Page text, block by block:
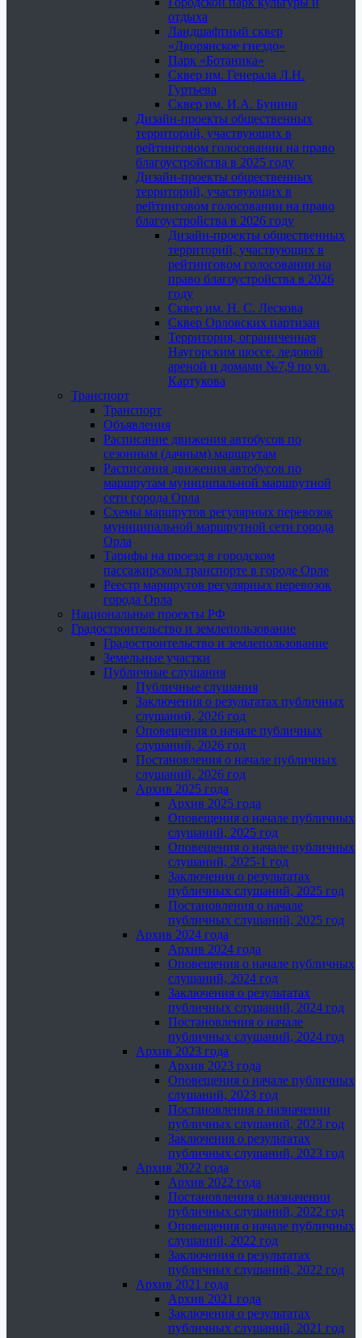
отдыха
Ландшафтный сквер
«Дворянское гнездо»
Парк «Ботаника»
Сквер им. Генерала Л.Н.
Гуртьева
Сквер им. И.А. Бунина
Дизайн-проекты общественных
территорий, участвующих в
рейтинговом голосовании на право
благоустройства в 2025 году
Дизайн-проекты общественных
территорий, участвующих в
рейтинговом голосовании на право
благоустройства в 2026 году
Дизайн-проекты общественных
территорий, участвующих в
рейтинговом голосовании на
право благоустройства в 2026
году
Сквер им. Н. С. Лескова
Сквер Орловских партизан
Территория, ограниченная
Наугорским шоссе, ледовой
ареной и домами №7,9 по ул.
Картукова
Транспорт
Транспорт
Объявления
Расписание движения автобусов по
сезонным (дачным) маршрутам
Расписания движения автобусов по
маршрутам муниципальной маршрутной
сети города Орла
Схемы маршрутов регулярных перевозок
муниципальной маршрутной сети города
Орла
Тарифы на проезд в городском
пассажирском транспорте в городе Орле
Реестр маршрутов регулярных перевозок
города Орла
Национальные проекты РФ
Градостроительство и землепользование
Градостроительство и землепользование
Земельные участки
Публичные слушания
Публичные слушания
Заключения о результатах публичных
слушаний, 2026 год
Оповещения о начале публичных
слушаний, 2026 год
Постановления о начале публичных
слушаний, 2026 год
Архив 2025 года
Архив 2025 года
Оповещения о начале публичных
слушаний, 2025 год
Оповещения о начале публичных
слушаний, 2025-1 год
Заключения о результатах
публичных слушаний, 2025 год
Постановления о начале
публичных слушаний, 2025 год
Архив 2024 года
Архив 2024 года
Оповещения о начале публичных
слушаний, 2024 год
Заключения о результатах
публичных слушаний, 2024 год
Постановления о начале
публичных слушаний, 2024 год
Архив 2023 года
Архив 2023 года
Оповещения о начале публичных
слушаний, 2023 год
Постановления о назначении
публичных слушаний, 2023 год
Заключения о результатах
публичных слушаний, 2023 год
Архив 2022 года
Архив 2022 года
Постановления о назначении
публичных слушаний, 2022 год
Оповещения о начале публичных
слушаний, 2022 год
Заключения о результатах
публичных слушаний, 2022 год
Архив 2021 года
Архив 2021 года
Заключения о результатах
публичных слушаний, 2021 год